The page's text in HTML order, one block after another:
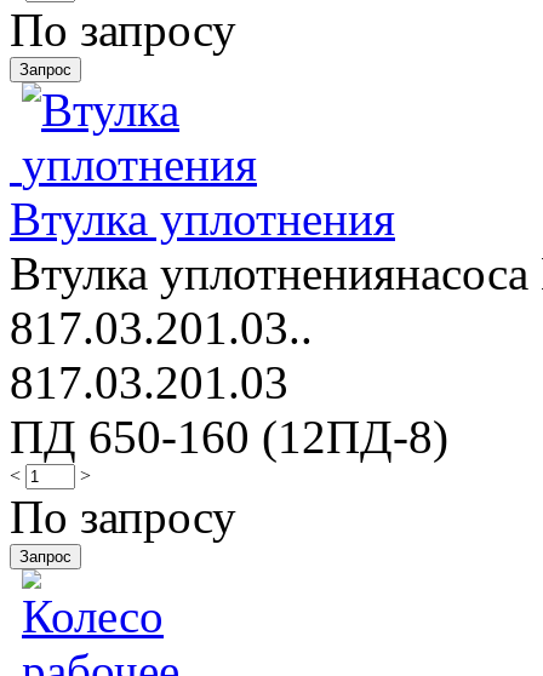
По запросу
Втулка уплотнения
Втулка
817.03.201.03..
817.03.201.03
ПД 650-160 (12ПД-8)
< >
По запросу